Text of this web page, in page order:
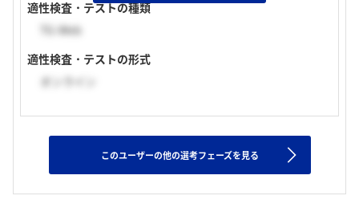
適性検査・テストの種類
TG-Web
適性検査・テストの形式
オンライン
このユーザーの他の選考フェーズを見る